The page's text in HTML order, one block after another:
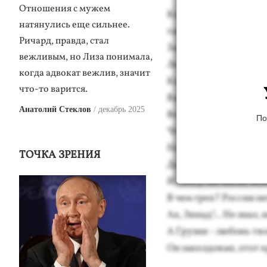
Как на­ши ре­чи
так лег­ки.
Зас­ты­ли бе­лые
Ле­тит на блед­ный
Ка­кая жал­кая
Ваш аг­нец, Пер­вый
Всей жиз­ни: в
Что, есть
На све­те под­ле­цов
Да, толь­ко честь ему
И...бо­гу свеч­ка не
В чем грех? Рос­сии
Ах, Зви­ад!.. Не знал,
А Гру­зия - лю­бовь
Он за­кол­до­ван, этот
Отношения с мужем
натянулись еще сильнее.
Ричард, правда, стал
вежливым, но Лиза понимала,
когда адвокат вежлив, значит
что-то варится.
Анатолий Стеклов декабрь 2025
ТОЧКА ЗРЕНИЯ